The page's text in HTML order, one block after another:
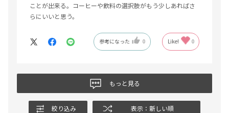
ことが出来る。コーヒーや飲料の選択肢がもう少しあればさ
らにいいと思う。
参考になった 0 Like! 0
もっと見る
絞り込み 表示：新しい順